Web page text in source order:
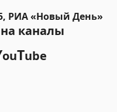
РИА «Новый День»
каналы
ouTube